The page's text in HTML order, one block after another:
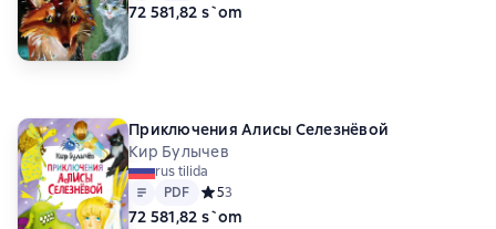
72 581,82 s`om
Приключения Алисы Селезнёвой
Кир Булычев
rus tilida
Matn
PDF
PDF Средний рейтинг 5 на основе 3 оценок
53
72 581,82 s`om